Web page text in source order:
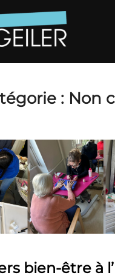
: Non
bien-être à